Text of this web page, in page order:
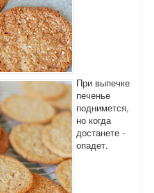
При выпечке
печенье
поднимется,
но когда
достанете -
опадет.